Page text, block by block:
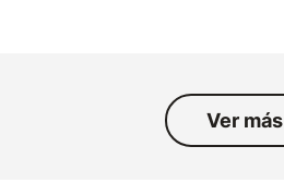
Ver más